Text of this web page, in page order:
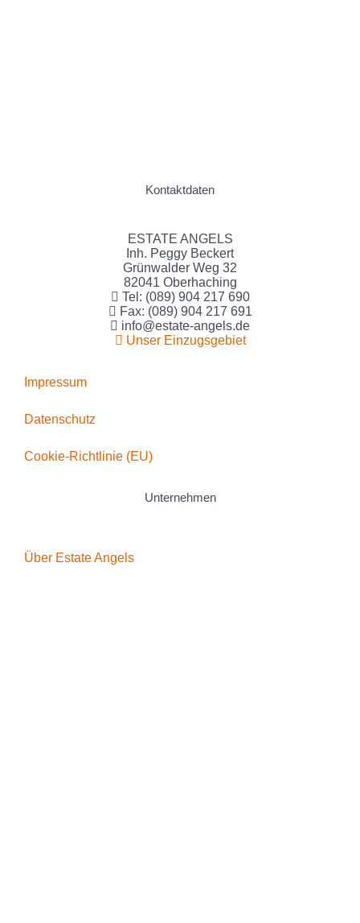
Kontaktdaten
ESTATE ANGELS
Inh. Peggy Beckert
Grünwalder Weg 32
82041 Oberhaching
Tel: (089) 904 217 690
Fax: (089) 904 217 691
info@estate-angels.de
Unser Einzugsgebiet
Impressum
Datenschutz
Cookie-Richtlinie (EU)
Unternehmen
Über Estate Angels